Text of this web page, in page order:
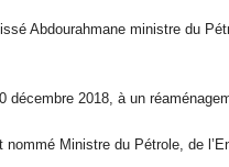
Abdourahmane ministre du
décembre 2018, à un
Ministre du Pétrole, de